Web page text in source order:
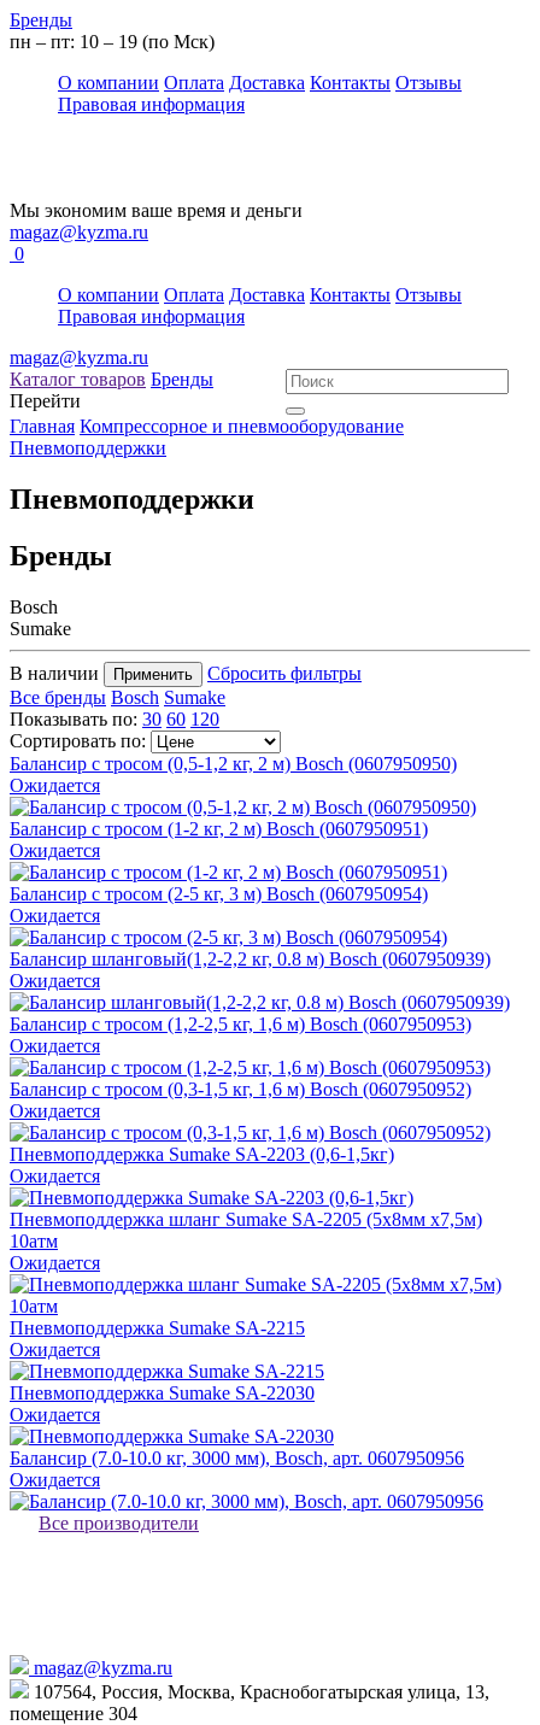
Бренды
пн – пт: 10 – 19 (по Мск)
О компании Оплата Доставка Контакты Отзывы
Правовая информация
Мы экономим ваше время и деньги
magaz@kyzma.ru
0
О компании Оплата Доставка Контакты Отзывы
Правовая информация
magaz@kyzma.ru
Каталог товаров Бренды
Перейти
Главная Компрессорное и пневмооборудование
Пневмоподдержки
Пневмоподдержки
Бренды
Bosch
Sumake
В наличии Применить
Сбросить фильтры
Все бренды Bosch Sumake
Показывать по: 30 60 120
Сортировать по:
Балансир с тросом (0,5-1,2 кг, 2 м) Bosch (0607950950)
Ожидается
Балансир с тросом (1-2 кг, 2 м) Bosch (0607950951)
Ожидается
Балансир с тросом (2-5 кг, 3 м) Bosch (0607950954)
Ожидается
Балансир шланговый(1,2-2,2 кг, 0.8 м) Bosch (0607950939)
Ожидается
Балансир с тросом (1,2-2,5 кг, 1,6 м) Bosch (0607950953)
Ожидается
Балансир с тросом (0,3-1,5 кг, 1,6 м) Bosch (0607950952)
Ожидается
Пневмоподдержка Sumake SA-2203 (0,6-1,5кг)
Ожидается
Пневмоподдержка шланг Sumake SA-2205 (5х8мм х7,5м)
10атм
Ожидается
Пневмоподдержка Sumake SA-2215
Ожидается
Пневмоподдержка Sumake SA-22030
Ожидается
Балансир (7.0-10.0 кг, 3000 мм), Bosch, арт. 0607950956
Ожидается
Все производители
magaz@kyzma.ru
107564, Россия, Москва, Краснобогатырская улица, 13,
помещение 304